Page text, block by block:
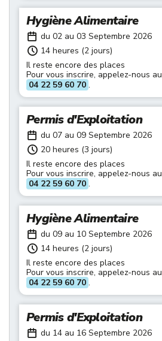
Hygiène Alimentaire
du 02 au 03 Septembre 2026
14 heures (2 jours)
Il reste encore des places
Pour vous inscrire, appelez-nous au
04 22 59 60 70 .
Permis d'Exploitation
du 07 au 09 Septembre 2026
20 heures (3 jours)
Il reste encore des places
Pour vous inscrire, appelez-nous au
04 22 59 60 70 .
Hygiène Alimentaire
du 09 au 10 Septembre 2026
14 heures (2 jours)
Il reste encore des places
Pour vous inscrire, appelez-nous au
04 22 59 60 70 .
Permis d'Exploitation
du 14 au 16 Septembre 2026